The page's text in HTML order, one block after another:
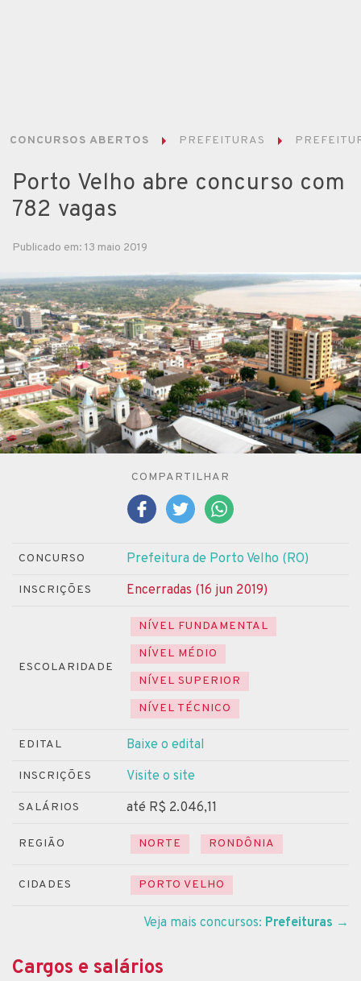
CONCURSOS ABERTOS PREFEITURAS
Porto Velho abre concurso com
782 vagas
Publicado em: 13 maio 2019
COMPARTILHAR
CONCURSO Prefeitura de Porto Velho (RO)
INSCRIÇÕES Encerradas (16 jun 2019)
ESCOLARIDADE
NÍVEL FUNDAMENTAL
NÍVEL MÉDIO
NÍVEL SUPERIOR
NÍVEL TÉCNICO
EDITAL Baixe o edital
INSCRIÇÕES Visite o site
SALÁRIOS até R$ 2.046,11
REGIÃO NORTE RONDÔNIA
CIDADES PORTO VELHO
Veja mais concursos: Prefeituras →
Cargos e salários